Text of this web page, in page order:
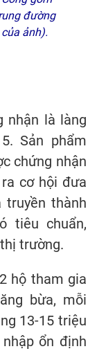
đường
ảnh).
nhận là làng
Sản phẩm
chứng nhận
cơ hội đưa
thành
tiêu chuẩn,
trường.
hộ tham gia
bừa, mỗi
13-15 triệu
ổn định